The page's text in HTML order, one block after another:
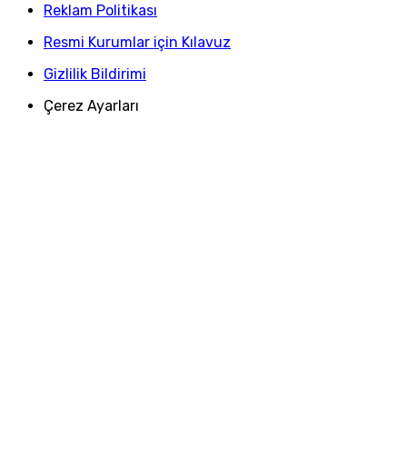
Reklam Politikası
Resmi Kurumlar için Kılavuz
Gizlilik Bildirimi
Çerez Ayarları